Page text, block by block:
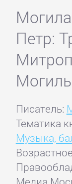
Петр:
Писатель:
Тематика
Музыка,